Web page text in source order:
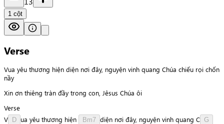
1 cột
Verse
Vua yêu thương hiện diện nơi đây, nguyện vinh quang Chúa chiếu rọi chốn
nầy
Xin ơn thiêng tràn đầy trong con, Jêsus Chúa ôi
Verse
V
D ua yêu thương hiện Bm7 diện nơi đây, nguyện vinh quang C G